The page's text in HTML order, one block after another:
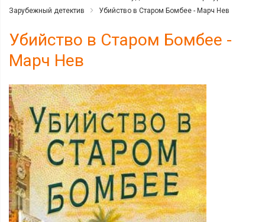
Зарубежный детектив
Убийство в Старом Бомбее - Марч Нев
Убийство в Старом Бомбее -
Марч Нев